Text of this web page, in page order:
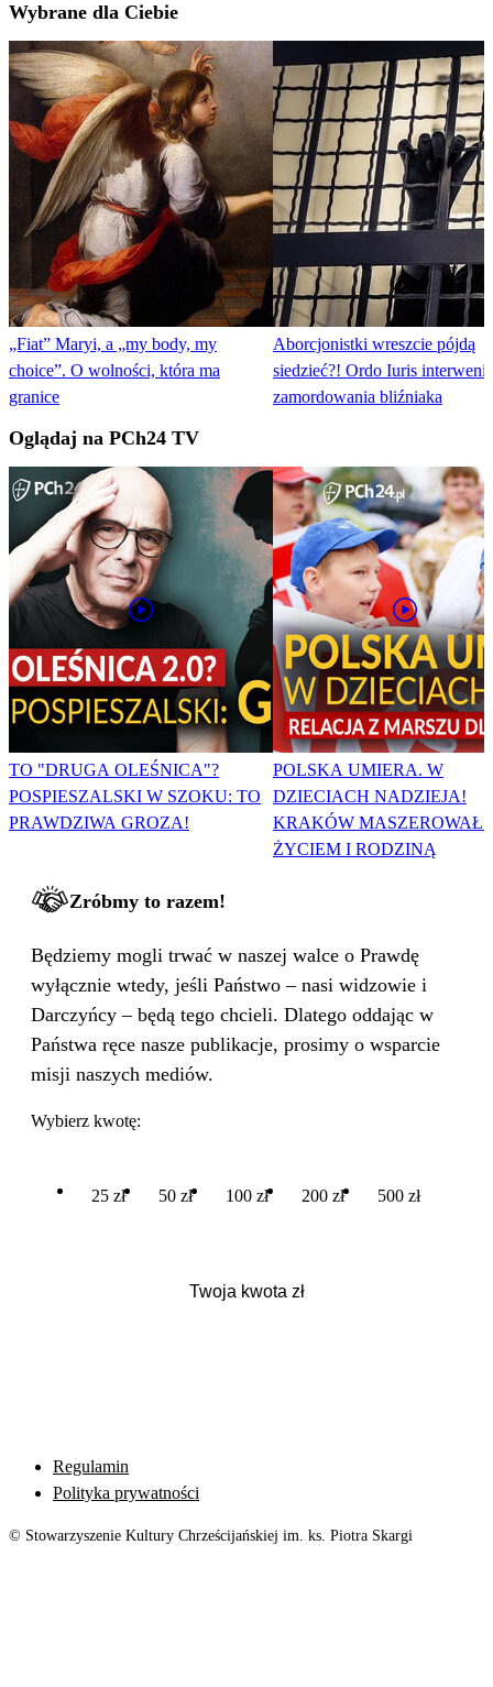
Wybrane dla Ciebie
„Fiat” Maryi, a „my body, my
choice”. O wolności, która ma
granice
Aborcjonistki wreszcie pójdą
siedzieć?! Ordo Iuris
zamordowania bliźniaka
Oglądaj na PCh24 TV
TO "DRUGA OLEŚNICA"?
POSPIESZALSKI W SZOKU: TO
PRAWDZIWA GROZA!
POLSKA UMIERA. W
DZIECIACH NADZIEJA!
KRAKÓW MASZEROWAŁ
ŻYCIEM I RODZINĄ
Zróbmy to razem!
Będziemy mogli trwać w naszej walce o Prawdę
wyłącznie wtedy, jeśli Państwo – nasi widzowie i
Darczyńcy – będą tego chcieli. Dlatego oddając w
Państwa ręce nasze publikacje, prosimy o wsparcie
misji naszych mediów.
Wybierz kwotę:
25 zł 50 zł 100 zł 200 zł 500 zł
Regulamin
Polityka prywatności
© Stowarzyszenie Kultury Chrześcijańskiej im. ks. Piotra Skargi